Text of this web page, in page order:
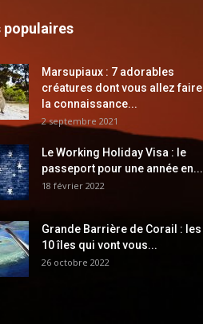
Marsupiaux : 7 adorables
créatures dont vous allez faire
la connaissance...
2 septembre 2021
Le Working Holiday Visa : le
passeport pour une année en...
18 février 2022
Grande Barrière de Corail : les
10 îles qui vont vous...
26 octobre 2022